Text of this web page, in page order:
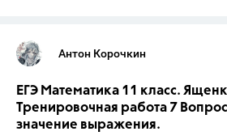
Антон Корочкин
ЕГЭ Математика 11 класс.
Тренировочная работа 7
значение выражения.